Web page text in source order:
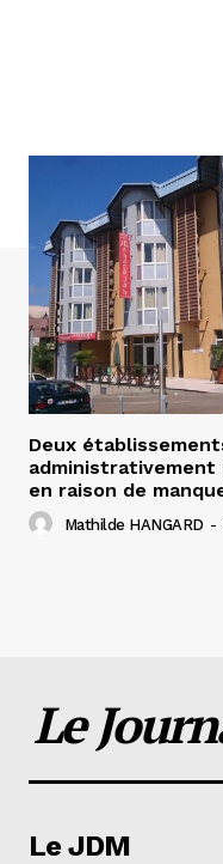
Deux
en raison de
Mathilde HANGARD -
Le
Le JDM